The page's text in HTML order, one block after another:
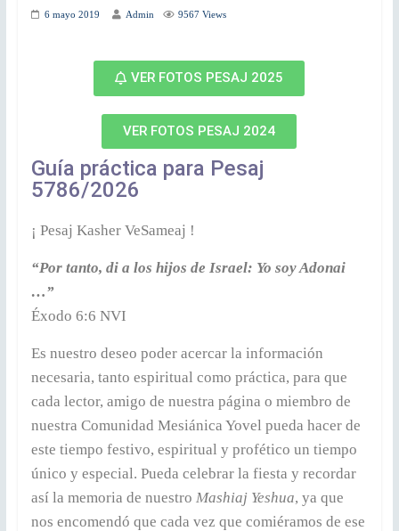
6 mayo 2019 Admin 9567 Views
VER FOTOS PESAJ 2025
VER FOTOS PESAJ 2024
Guía práctica para Pesaj
5786/2026
¡ Pesaj Kasher VeSameaj !
“Por tanto, di a los hijos de Israel: Yo soy Adonai
…”
Éxodo 6:6 NVI
Es nuestro deseo poder acercar la información
necesaria, tanto espiritual como práctica, para que
cada lector, amigo de nuestra página o miembro de
nuestra Comunidad Mesiánica Yovel pueda hacer de
este tiempo festivo, espiritual y profético un tiempo
único y especial. Pueda celebrar la fiesta y recordar
así la memoria de nuestro Mashiaj Yeshua, ya que
nos encomendó que cada vez que comiéramos de ese